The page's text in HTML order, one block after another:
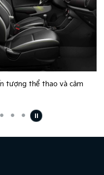
tượng thể thao và cảm